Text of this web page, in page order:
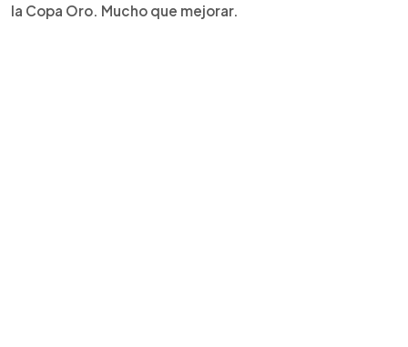
la Copa Oro. Mucho que mejorar.